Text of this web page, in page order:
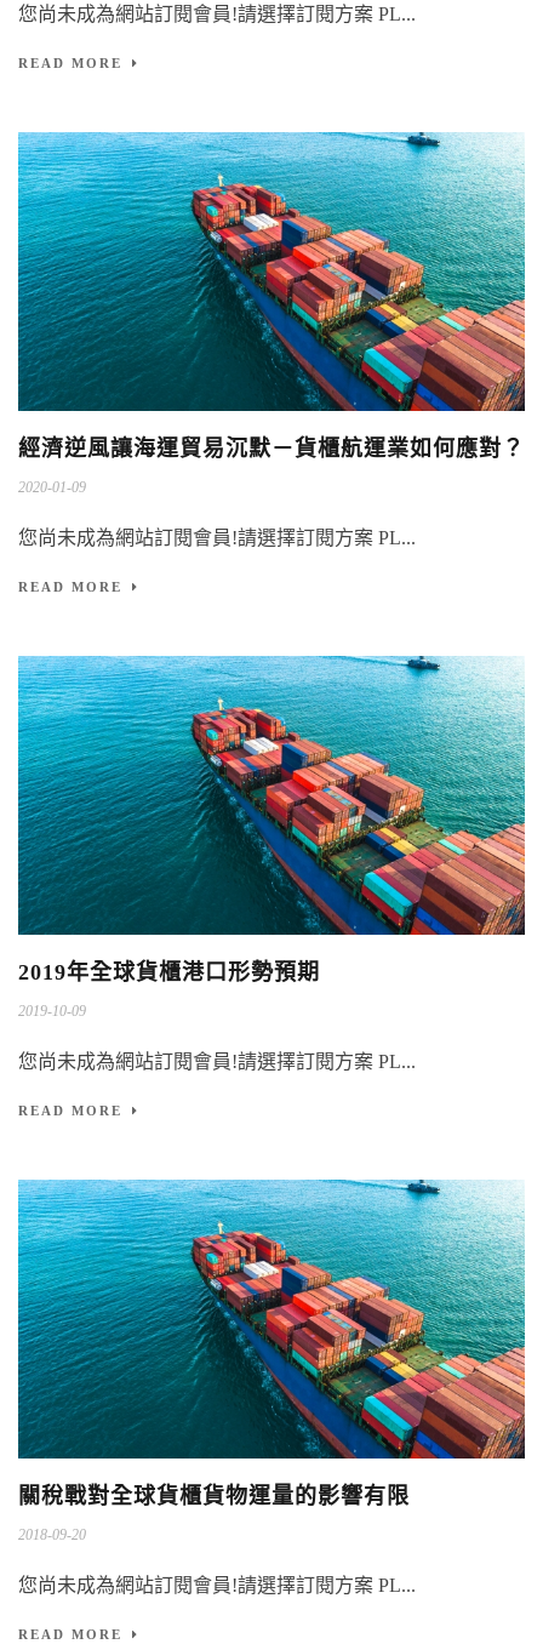
您尚未成為網站訂閱會員!請選擇訂閱方案 PL...
READ MORE
經濟逆風讓海運貿易沉默－貨櫃航運業如何應對？
2020-01-09
您尚未成為網站訂閱會員!請選擇訂閱方案 PL...
READ MORE
2019年全球貨櫃港口形勢預期
2019-10-09
您尚未成為網站訂閱會員!請選擇訂閱方案 PL...
READ MORE
關稅戰對全球貨櫃貨物運量的影響有限
2018-09-20
您尚未成為網站訂閱會員!請選擇訂閱方案 PL...
READ MORE